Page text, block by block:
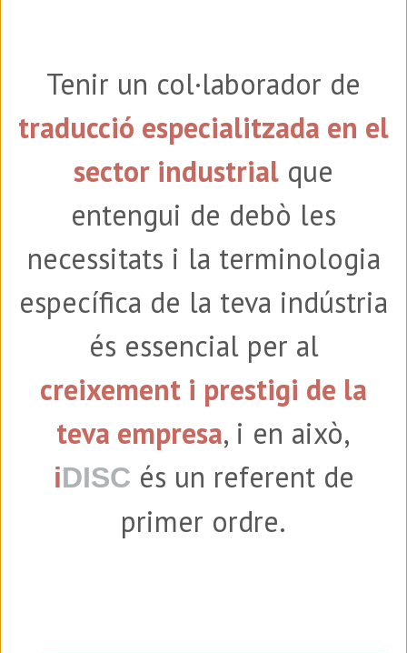
Tenir un col·laborador de
traducció especialitzada en el
sector industrial que
entengui de debò les
necessitats i la terminologia
específica de la teva indústria
és essencial per al
creixement i prestigi de la
teva empresa, i en això,
iDISC és un referent de
primer ordre.